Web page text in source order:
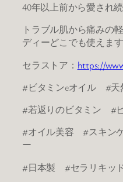
40年以上前から愛され
トラブル肌から痛みの
ディーどこでも使えます
セラストア： https://
#ビタミンeオイル #
#若返りのビタミン #
#オイル美容 #スキン
ー
#日本製 #セラリキッ